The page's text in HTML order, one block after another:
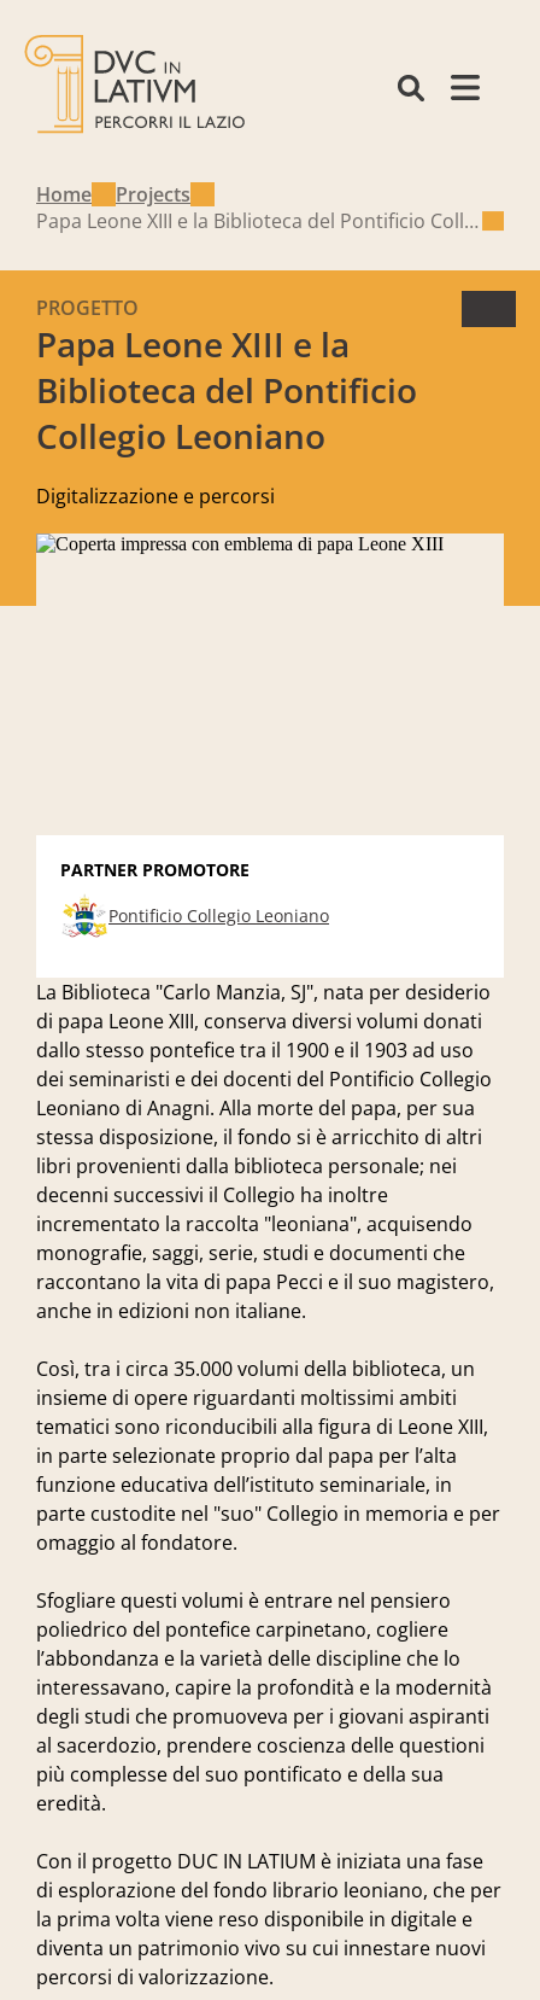
Home
Projects
Papa Leone XIII e la Biblioteca del Pontificio Collegio Leoniano
Papa Leone XIII e la
Biblioteca del Pontificio
Collegio Leoniano
PROGETTO
Digitalizzazione e percorsi
La Biblioteca "Carlo Manzia, SJ", nata per desiderio
di papa Leone XIII, conserva diversi volumi donati
dallo stesso pontefice tra il 1900 e il 1903 ad uso
dei seminaristi e dei docenti del Pontificio Collegio
Leoniano di Anagni. Alla morte del papa, per sua
stessa disposizione, il fondo si è arricchito di altri
libri provenienti dalla biblioteca personale; nei
decenni successivi il Collegio ha inoltre
incrementato la raccolta "leoniana", acquisendo
monografie, saggi, serie, studi e documenti che
raccontano la vita di papa Pecci e il suo magistero,
anche in edizioni non italiane.
Così, tra i circa 35.000 volumi della biblioteca, un
insieme di opere riguardanti moltissimi ambiti
tematici sono riconducibili alla figura di Leone XIII,
in parte selezionate proprio dal papa per l’alta
funzione educativa dell’istituto seminariale, in
parte custodite nel "suo" Collegio in memoria e per
omaggio al fondatore.
Sfogliare questi volumi è entrare nel pensiero
poliedrico del pontefice carpinetano, cogliere
l’abbondanza e la varietà delle discipline che lo
interessavano, capire la profondità e la modernità
degli studi che promuoveva per i giovani aspiranti
al sacerdozio, prendere coscienza delle questioni
più complesse del suo pontificato e della sua
eredità.
Con il progetto DUC IN LATIUM è iniziata una fase
di esplorazione del fondo librario leoniano, che per
la prima volta viene reso disponibile in digitale e
diventa un patrimonio vivo su cui innestare nuovi
percorsi di valorizzazione.
PARTNER PROMOTORE
Pontificio Collegio Leoniano